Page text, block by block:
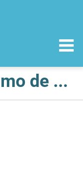
Análise de consumo de medicamentos em meio hospitalar